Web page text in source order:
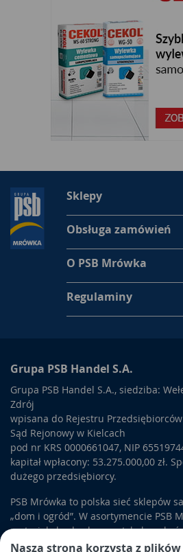
Nasza strona korzysta z
Sklepy
Obsługa zamówień
O PSB Mrówka
Regulaminy
Grupa PSB Handel S.A.
Grupa PSB Handel S.A., siedziba:
Zdrój
wpisana do Rejestru
Sąd Rejonowy w Kielcach
pod nr KRS 0000661047, NIP
kapitał wpłacony: 53.275.000,00 zł.
dużego przedsiębiorcy.
PSB Mrówka to polska sieć sklepów
„dom i ogród”. W asortymencie PSB
materiały budowlane, artykuły
wyposażenie łazienek i kuchni,